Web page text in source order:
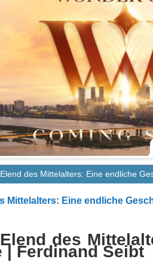
des Mittelalters: Eine endliche
Mittelalters: Eine endliche
des
| Ferdinand Seibt